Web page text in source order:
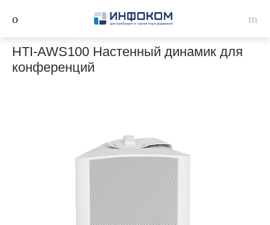
HTI-AWS100 Настенный динамик для
конференций